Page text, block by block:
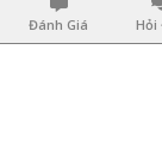
Đánh Giá Hỏi